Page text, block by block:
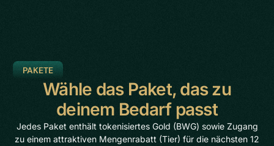
PAKETE
Wähle das Paket, das zu
deinem Bedarf passt
Jedes Paket enthält tokenisiertes Gold (BWG) sowie Zugang
zu einem attraktiven Mengenrabatt (Tier) für die nächsten 12